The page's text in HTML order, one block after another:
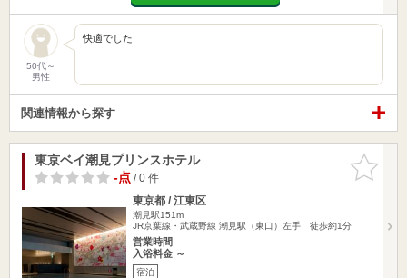
50代～
男性
快適でした
関連情報から探す
お気に入
りに追加
東京ベイ潮見プリンスホテル
-点/ 0 件
東京都 / 江東区
潮見駅151m
JR京葉線・武蔵野線 潮見駅（東口）左手 徒歩約1分
営業時間
入浴料金 ～
宿泊